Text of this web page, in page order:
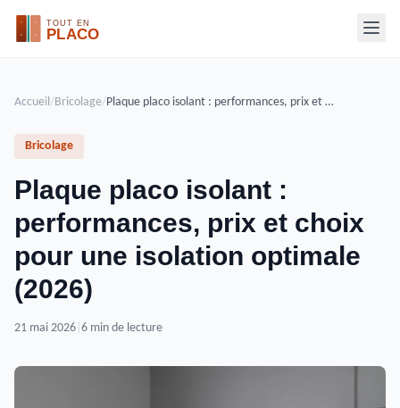
Accueil/Bricolage/ Plaque placo isolant : performances, prix et choix pour une isolation optimale (2026)
Bricolage
Plaque placo isolant :
performances, prix et choix
pour une isolation optimale
(2026)
21 mai 2026 6 min de lecture